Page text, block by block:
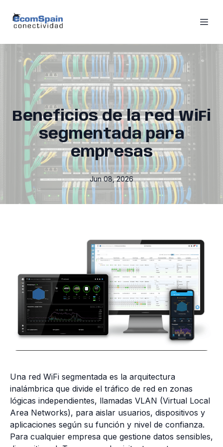
Beneficios de la red WiFi
segmentada para
empresas
Jun 08, 2026
Una red WiFi segmentada es la arquitectura
inalámbrica que divide el tráfico de red en zonas
lógicas independientes, llamadas VLAN (Virtual Local
Area Networks), para aislar usuarios, dispositivos y
aplicaciones según su función y nivel de confianza.
Para cualquier empresa que gestione datos sensibles,